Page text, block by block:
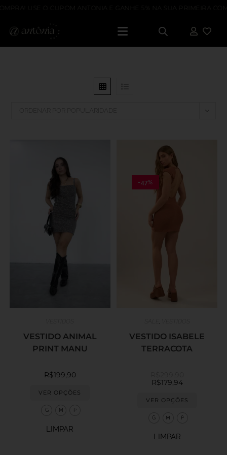
USE O CUPOM ANTONIA E GANHE 5% NA SUA PRIMEIRA
VESTIDO ANIMAL
PRINT MANU
R$199,90
VER OPÇÕES
G M P
LIMPAR
-47%
VESTIDO ISABELE
TERRACOTA
R$179,94
VER OPÇÕES
G M P
LIMPAR